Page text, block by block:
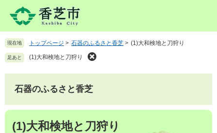
先
頭
す
を
飛
し
文
現在地 トップページ > 石器のふるさと香芝 > (1)大和検地と刀狩り
足あと (1)大和検地と刀狩り
石器のふるさと香芝
本
(1)大和検地と刀狩り